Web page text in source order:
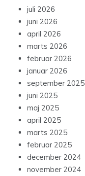
juli 2026
juni 2026
april 2026
marts 2026
februar 2026
januar 2026
september 2025
juni 2025
maj 2025
april 2025
marts 2025
februar 2025
december 2024
november 2024